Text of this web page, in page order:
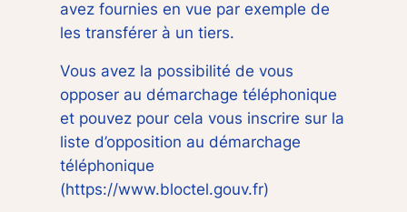
avez fournies en vue par exemple de
les transférer à un tiers.
Vous avez la possibilité de vous
opposer au démarchage téléphonique
et pouvez pour cela vous inscrire sur la
liste d’opposition au démarchage
téléphonique
(https://www.bloctel.gouv.fr)